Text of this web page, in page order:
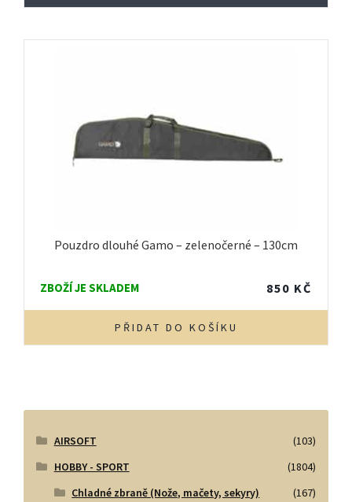
Pouzdro dlouhé Gamo – zelenočerné – 130cm
ZBOŽÍ JE SKLADEM 850 KČ
PŘIDAT DO KOŠÍKU
AIRSOFT
(103)
HOBBY - SPORT
(1804)
Chladné zbraně (Nože, mačety, sekyry)
(167)